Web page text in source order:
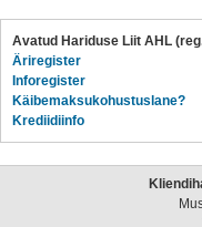
Avatud Hariduse Liit AHL
Äriregister
Inforegister
Käibemaksukohustuslane?
Krediidiinfo